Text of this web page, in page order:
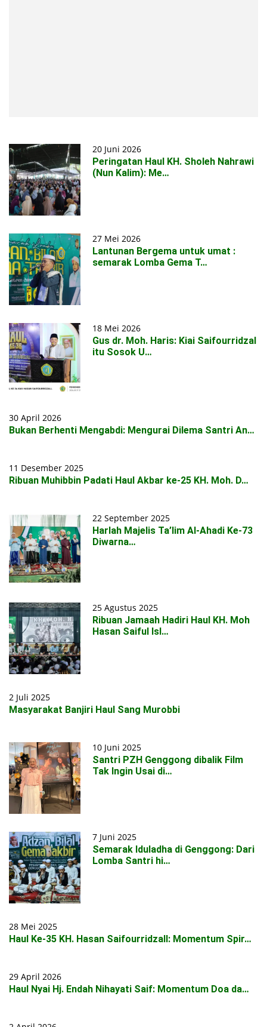
20 Juni 2026
Peringatan Haul KH. Sholeh Nahrawi
(Nun Kalim): Me…
27 Mei 2026
Lantunan Bergema untuk umat :
semarak Lomba Gema T…
18 Mei 2026
Gus dr. Moh. Haris: Kiai Saifourridzal
itu Sosok U…
30 April 2026
Bukan Berhenti Mengabdi: Mengurai Dilema Santri An…
11 Desember 2025
Ribuan Muhibbin Padati Haul Akbar ke-25 KH. Moh. D…
22 September 2025
Harlah Majelis Ta’lim Al-Ahadi Ke-73
Diwarna…
25 Agustus 2025
Ribuan Jamaah Hadiri Haul KH. Moh
Hasan Saiful Isl…
2 Juli 2025
Masyarakat Banjiri Haul Sang Murobbi
10 Juni 2025
Santri PZH Genggong dibalik Film
Tak Ingin Usai di…
7 Juni 2025
Semarak Iduladha di Genggong: Dari
Lomba Santri hi…
28 Mei 2025
Haul Ke-35 KH. Hasan Saifourridzall: Momentum Spir…
29 April 2026
Haul Nyai Hj. Endah Nihayati Saif: Momentum Doa da…